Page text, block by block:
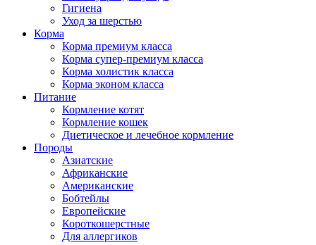
Гигиена
Уход за шерстью
Корма
Корма премиум класса
Корма супер-премиум класса
Корма холистик класса
Корма эконом класса
Питание
Кормление котят
Кормление кошек
Диетическое и лечебное кормление
Породы
Азиатские
Африканские
Американские
Бобтейлы
Европейские
Короткошерстные
Для аллергиков